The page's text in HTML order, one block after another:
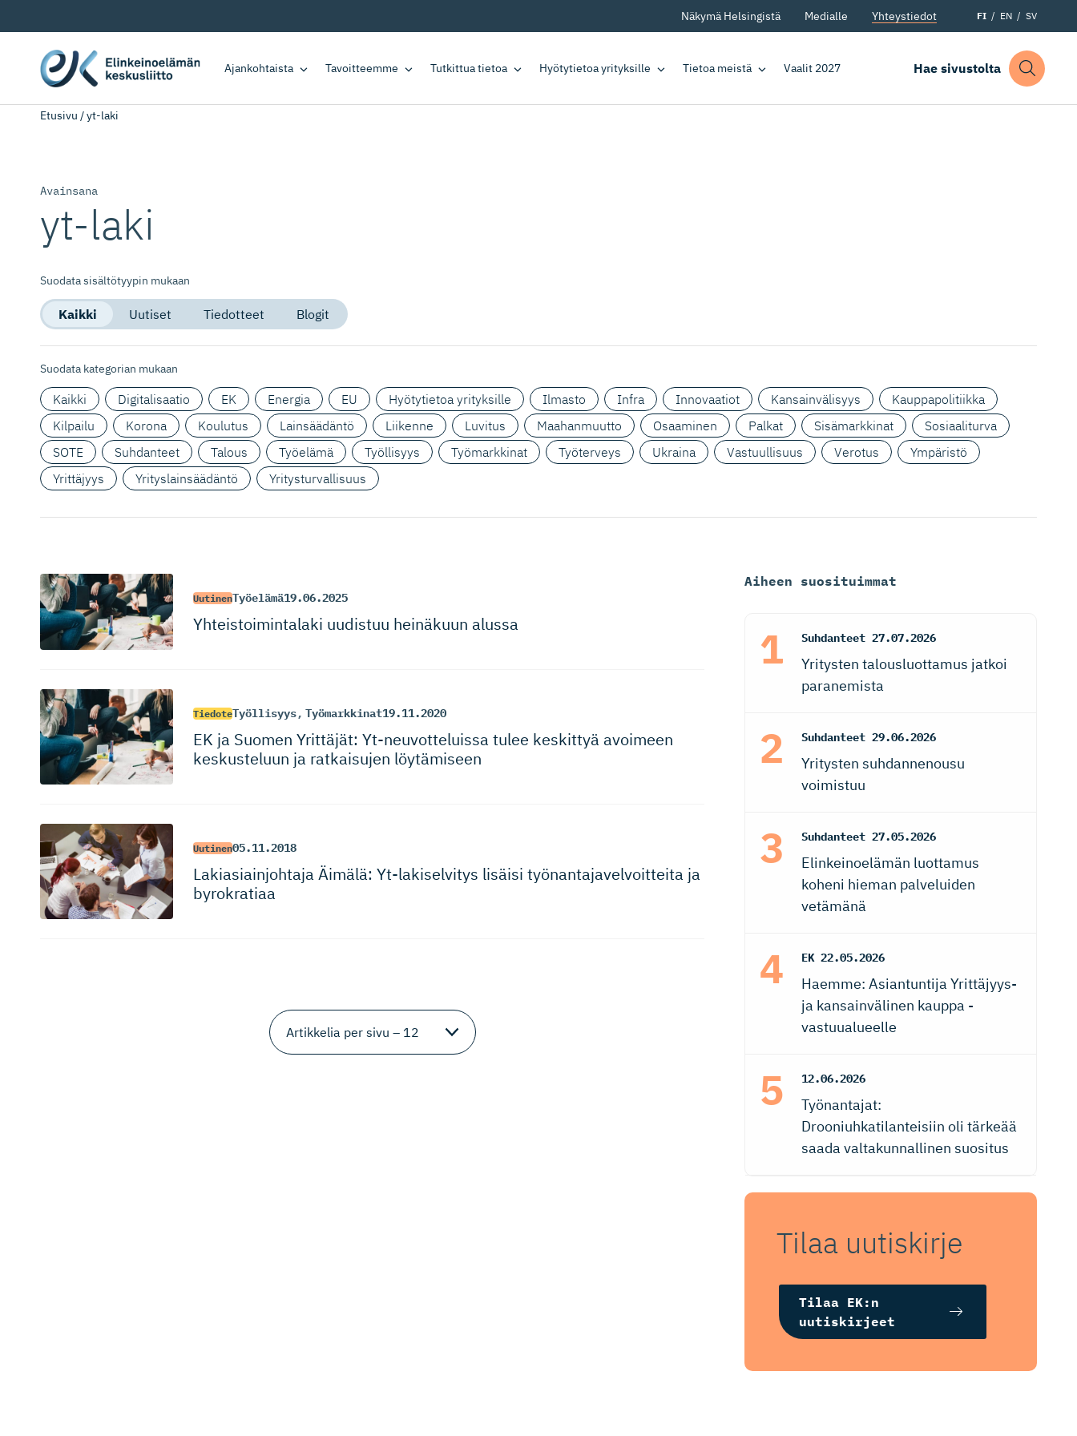
Näkymä Helsingistä Medialle Yhteystiedot FI EN SV
Ajankohtaista Tavoitteemme Tutkittua tietoa Hyötytietoa yrityksille Tietoa meistä Vaalit 2027 Hae sivustolta
Etusivu /yt-laki
Avainsana
yt-laki
Suodata sisältötyypin mukaan
Kaikki Uutiset Tiedotteet Blogit
Suodata kategorian mukaan
Kaikki Digitalisaatio EK Energia EU Hyötytietoa yrityksille Ilmasto Infra Innovaatiot Kansainvälisyys
Kauppapolitiikka
Kilpailu
Korona Koulutus Lainsäädäntö Liikenne Luvitus Maahanmuutto Osaaminen Palkat Sisämarkkinat
Sosiaaliturva
SOTE
Suhdanteet Talous Työelämä Työllisyys Työmarkkinat Työterveys Ukraina Vastuullisuus Verotus
Ympäristö
Yrittäjyys
Yrityslainsäädäntö Yritysturvallisuus
UutinenTyöelämä19.06.2025
Yhteistoi­min­talaki uudistuu heinäkuun alussa
TiedoteTyöllisyys, Työmarkkinat19.11.2020
EK ja Suomen Yrittäjät: Yt-neuvot­te­luissa tulee keskittyä avoimeen
keskusteluun ja ratkaisujen löytämiseen
Uutinen05.11.2018
Lakiasiain­johtaja Äimälä: Yt-lakiselvitys lisäisi työnantaja­vel­voitteita ja
byrokratiaa
Aiheen suosituimmat
Suhdanteet 27.07.2026
Yritysten talousluottamus jatkoi
paranemista
Suhdanteet 29.06.2026
Yritysten suhdannenousu
voimistuu
Suhdanteet 27.05.2026
Elinkeinoelämän luottamus
koheni hieman palveluiden
vetämänä
EK 22.05.2026
Haemme: Asiantuntija Yrittäjyys-
ja kansainvälinen kauppa -
vastuualueelle
12.06.2026
Työnantajat:
Drooniuhkatilanteisiin oli tärkeää
saada valtakunnallinen suositus
Tilaa uutiskirje
Tilaa EK:n
uutiskirjeet